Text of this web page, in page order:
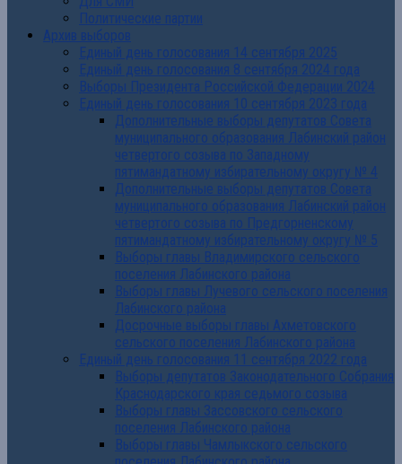
Политические партии
Архив выборов
Единый день голосования 14 сентября 2025
Единый день голосования 8 сентября 2024 года
Выборы Президента Российской Федерации 2024
Единый день голосования 10 сентября 2023 года
Дополнительные выборы депутатов Совета
муниципального образования Лабинский район
четвертого созыва по Западному
пятимандатному избирательному округу № 4
Дополнительные выборы депутатов Совета
муниципального образования Лабинский район
четвертого созыва по Предгорненскому
пятимандатному избирательному округу № 5
Выборы главы Владимирского сельского
поселения Лабинского района
Выборы главы Лучевого сельского поселения
Лабинского района
Досрочные выборы главы Ахметовского
сельского поселения Лабинского района
Единый день голосования 11 сентября 2022 года
Выборы депутатов Законодательного Собрания
Краснодарского края седьмого созыва
Выборы главы Зассовского сельского
поселения Лабинского района
Выборы главы Чамлыкского сельского